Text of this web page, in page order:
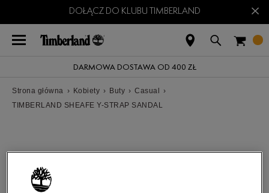
DOŁĄCZ DO KLUBU TIMBERLAND ×
DARMOWA DOSTAWA OD 400 ZŁ
Strona główna › Kobiety › Buty › Casual
›
TIMBERLAND SHEAFE Y-STRAP SANDAL